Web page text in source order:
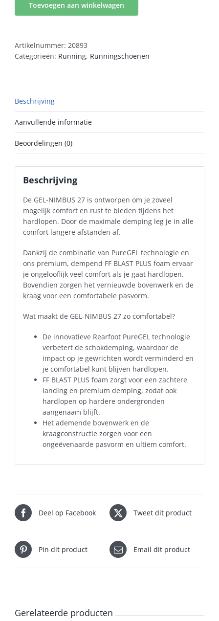
27
Toevoegen aan winkelwagen
Artikelnummer: 20893
Categorieën: Running, Runningschoenen
Beschrijving
Aanvullende informatie
Beoordelingen (0)
Beschrijving
De GEL-NIMBUS 27 is ontworpen om je zoveel
mogelijk comfort en rust te bieden tijdens het
hardlopen. Door de maximale demping leg je in alle
comfort langere afstanden af.
Dankzij de combinatie van PureGEL technologie en
ons premium, dempend FF BLAST PLUS foam ervaar
je ongelooflijk veel comfort als je gaat hardlopen.
Bovendien zorgen het vernieuwde bovenwerk en de
kraag voor een comfortabele pasvorm.
Wat maakt de GEL-NIMBUS 27 zo comfortabel?
De innovatieve Rearfoot PureGEL technologie
verbetert de schokdemping, waardoor de
impact op je gewrichten wordt verminderd en
je comfortabel kunt blijven hardlopen.
FF BLAST PLUS foam zorgt voor een zachtere
landing en premium demping, zodat ook
hardlopen op hardere ondergronden
aangenaam blijft.
Het ademende bovenwerk en de
kraagconstructie zorgen voor een
ongeëvenaarde pasvorm en ultiem comfort.
Deel op Facebook Tweet dit product
Pin dit product Email dit product
Gerelateerde producten